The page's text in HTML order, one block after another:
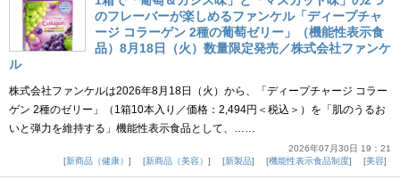
のフレーバーが楽しめるファンケル「ディープチャ
ージ コラーゲン 2種の葡萄ゼリー」（機能性表示食
品）8月18日（火）数量限定発売／株式会社ファンケ
ル
株式会社ファンケルは2026年8月18日（火）から、「ディープチャージ コラー
ゲン 2種のゼリー」（1箱10本入り／価格：2,494円＜税込＞）を「肌のうるお
いと弾力を維持する」機能性表示食品として、……
2026年07月30日 19：21
新商品（健康）
新商品（美容） 新製品 機能性表示食品制度 美容